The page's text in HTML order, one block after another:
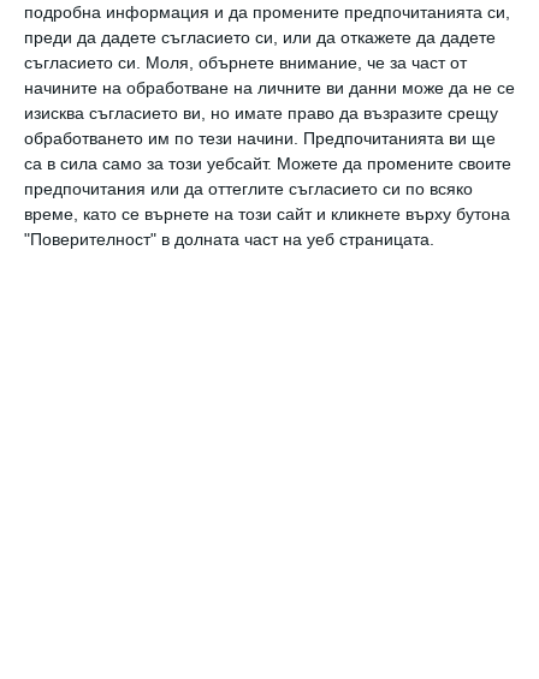
подробна информация и да промените предпочитанията си,
преди да дадете съгласието си, или да откажете да дадете
съгласието си.
Моля, обърнете внимание, че за част от
начините на обработване на личните ви данни може да не се
изисква съгласието ви, но имате право да възразите срещу
обработването им по тези начини. Предпочитанията ви ще
са в сила само за този уебсайт. Можете да промените своите
предпочитания или да оттеглите съгласието си по всяко
време, като се върнете на този сайт и кликнете върху бутона
"Поверителност" в долната част на уеб страницата.
минало, със зестра от 800 рубли,работи
добре и имавесел нрав,нослед като се скара
със своя годеник Алексей, иска да се ожени за
солиден непиещчовек.“
*
Покана за сватба от еврейска майка